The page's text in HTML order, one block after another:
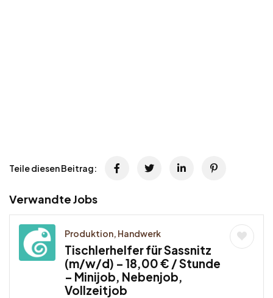
Teile diesen Beitrag:
Verwandte Jobs
Produktion, Handwerk
Tischlerhelfer für Sassnitz
(m/w/d) – 18,00 € / Stunde
– Minijob, Nebenjob,
Vollzeitjob